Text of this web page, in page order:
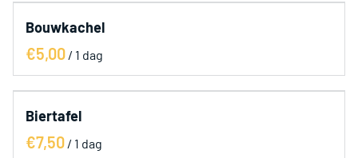
Bouwkachel
/
Biertafel
/